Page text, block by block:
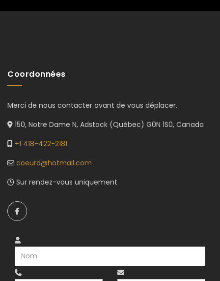
Coordonnées
Merci de nous contacter avant de vous déplacer.
150, Notre Dame N, Adstock (Québec) G0N 1S0, Canada
+1 418-422-2181
coeurd@hotmail.com
Sur rendez-vous uniquement